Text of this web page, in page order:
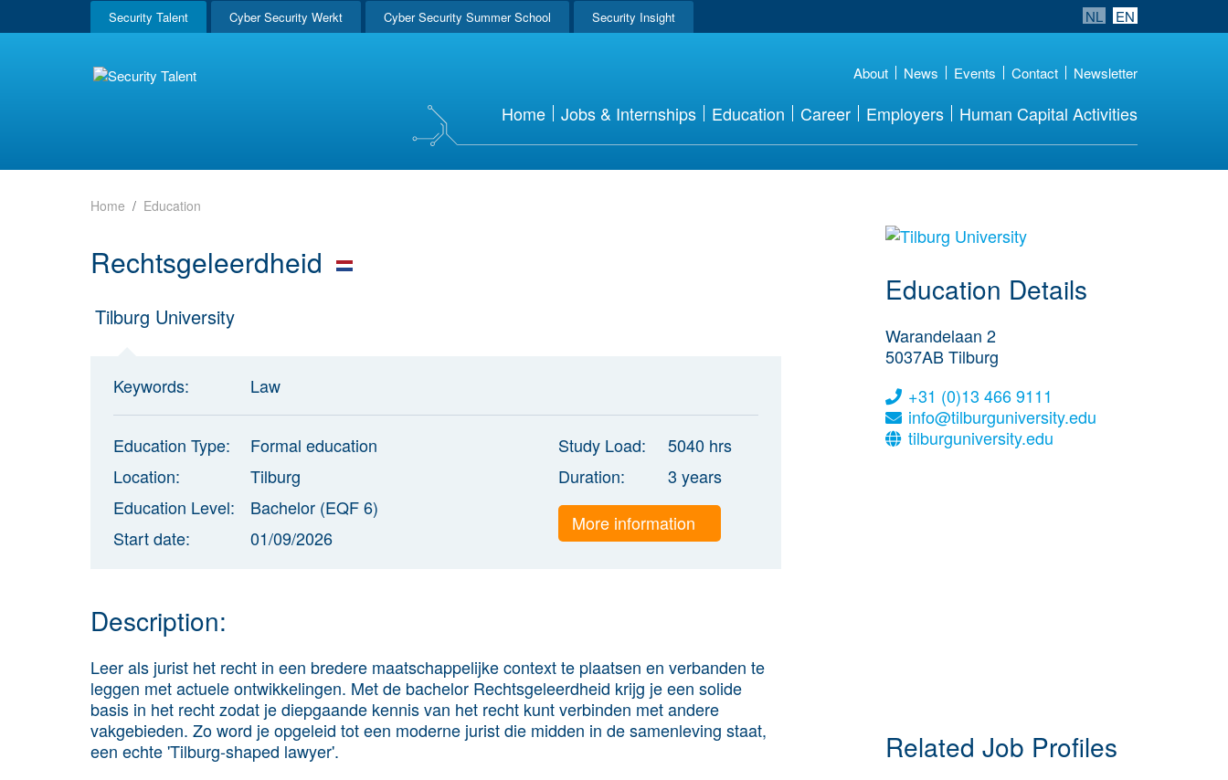
Security Talent Cyber Security Werkt Cyber Security Summer School Security Insight NL EN
About News Events Contact Newsletter
Home Jobs & Internships Education Career Employers Human Capital Activities
Home Education
Rechts​geleerdheid
Tilburg University
Keywords: Law
Education Type:
Formal education
Location:
Tilburg
Education Level:
Bachelor (EQF 6)
Start date:
01/09/2026
Study Load:
5040 hrs
Duration:
3 years
More information
Description:
Leer als jurist het recht in een bredere maatschappelijke context te plaatsen en verbanden te
leggen met actuele ontwikkelingen. Met de bachelor Rechtsgeleerdheid krijg je een solide
basis in het recht zodat je diepgaande kennis van het recht kunt verbinden met andere
vakgebieden. Zo word je opgeleid tot een moderne jurist die midden in de samenleving staat,
een echte 'Tilburg-shaped lawyer'.
about this provider
Education Details
Warandelaan 2
5037ABTilburg
+31 (0)13 466 9111
info@tilburguniversity.edu
tilburguniversity.edu
Related Job Profiles